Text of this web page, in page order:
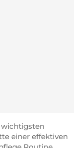
wichtigsten
einer effektiven